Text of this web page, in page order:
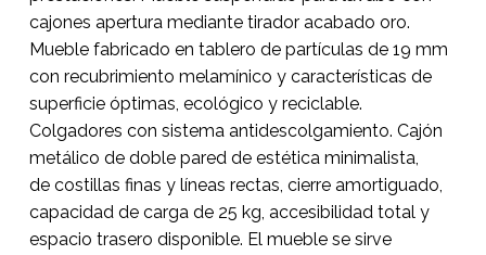
cajones apertura mediante tirador acabado oro.
Mueble fabricado en tablero de partículas de 19 mm
con recubrimiento melamínico y características de
superficie óptimas, ecológico y reciclable.
Colgadores con sistema antidescolgamiento. Cajón
metálico de doble pared de estética minimalista,
de costillas finas y líneas rectas, cierre amortiguado,
capacidad de carga de 25 kg, accesibilidad total y
espacio trasero disponible. El mueble se sirve